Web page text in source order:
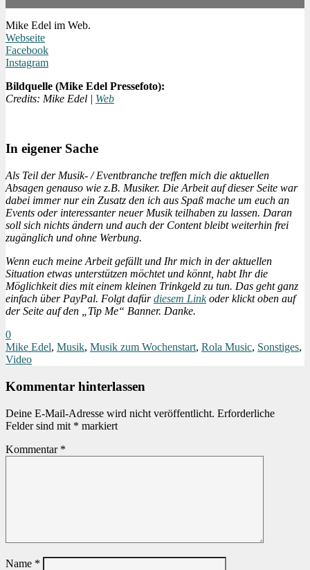
Mike Edel im Web.
Webseite
Facebook
Instagram
Bildquelle (Mike Edel Pressefoto):
Credits: Mike Edel | Web
In eigener Sache
Als Teil der Musik- / Eventbranche treffen mich die aktuellen
Absagen genauso wie z.B. Musiker. Die Arbeit auf dieser Seite war
dabei immer nur ein Zusatz den ich aus Spaß mache um euch an
Events oder interessanter neuer Musik teilhaben zu lassen. Daran
soll sich nichts ändern und auch der Content bleibt weiterhin frei
zugänglich und ohne Werbung.
Wenn euch meine Arbeit gefällt und Ihr mich in der aktuellen
Situation etwas unterstützen möchtet und könnt, habt Ihr die
Möglichkeit dies mit einem kleinen Trinkgeld zu tun. Das geht ganz
einfach über PayPal. Folgt dafürdiesem Linkoder klickt oben auf
der Seite auf den „Tip Me“ Banner. Danke.
0
Mike Edel, Musik, Musik zum Wochenstart, Rola Music, Sonstiges,
Video
Kommentar hinterlassen
Deine E-Mail-Adresse wird nicht veröffentlicht. Erforderliche
Felder sind mit * markiert
Kommentar *
Name *